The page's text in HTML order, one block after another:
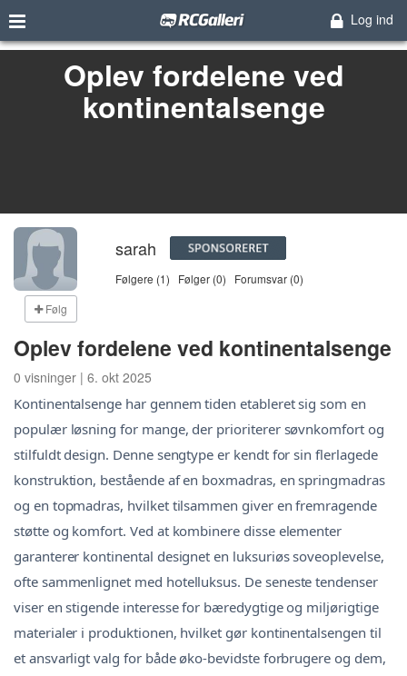
Log ind
Oplev fordelene ved
kontinentalsenge
Følg
sarah
Følgere (1) Følger (0) Forumsvar (0)
Oplev fordelene ved kontinentalsenge
0 visninger | 6. okt 2025
Kontinentalsenge har gennem tiden etableret sig som en
populær løsning for mange, der prioriterer søvnkomfort og
stilfuldt design. Denne sengtype er kendt for sin flerlagede
konstruktion, bestående af en boxmadras, en springmadras
og en topmadras, hvilket tilsammen giver en fremragende
støtte og komfort. Ved at kombinere disse elementer
garanterer kontinental designet en luksuriøs soveoplevelse,
ofte sammenlignet med hotelluksus. De seneste tendenser
viser en stigende interesse for bæredygtige og miljørigtige
materialer i produktionen, hvilket gør kontinentalsengen til
et ansvarligt valg for både øko-bevidste forbrugere og dem,